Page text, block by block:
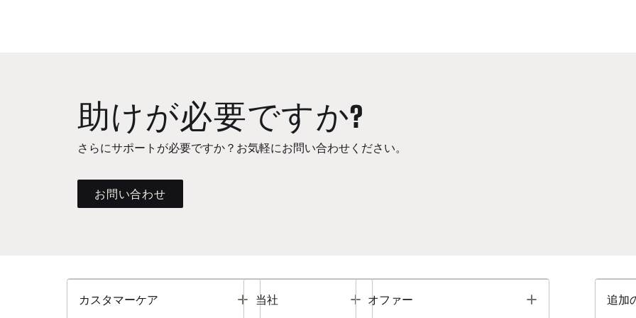
助けが必要ですか?
さらにサポートが必要ですか？お気軽にお問い合わせください。
お問い合わせ
カスタマーケア Toggle
当社 Toggle
オファー Toggle 追加